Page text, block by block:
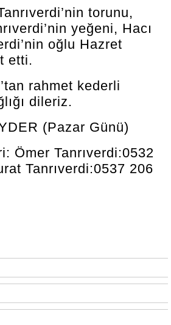
torunu,
yeğeni, Hacı
oğlu Hazret
etti.
rahmet kederli
dileriz.
(Pazar Günü)
Ömer Tanrıverdi:0532
Tanrıverdi:0537 206